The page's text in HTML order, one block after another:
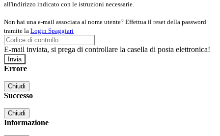
all'indirizzo indicato con le istruzioni necessarie.
Non hai una e-mail associata al nome utente? Effettua il reset della password
tramite la Login Spaggiari
E-mail inviata, si prega di controllare la casella di posta elettronica!
Errore
Chiudi
Successo
Chiudi
Informazione